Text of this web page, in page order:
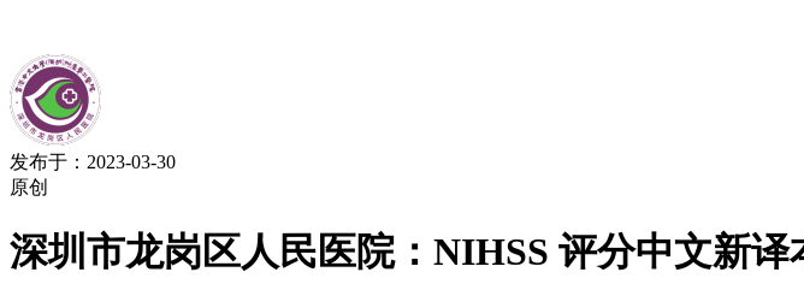
发布于：2023-03-30
原创
深圳市龙岗区人民医院：NIHSS 评分中文新译